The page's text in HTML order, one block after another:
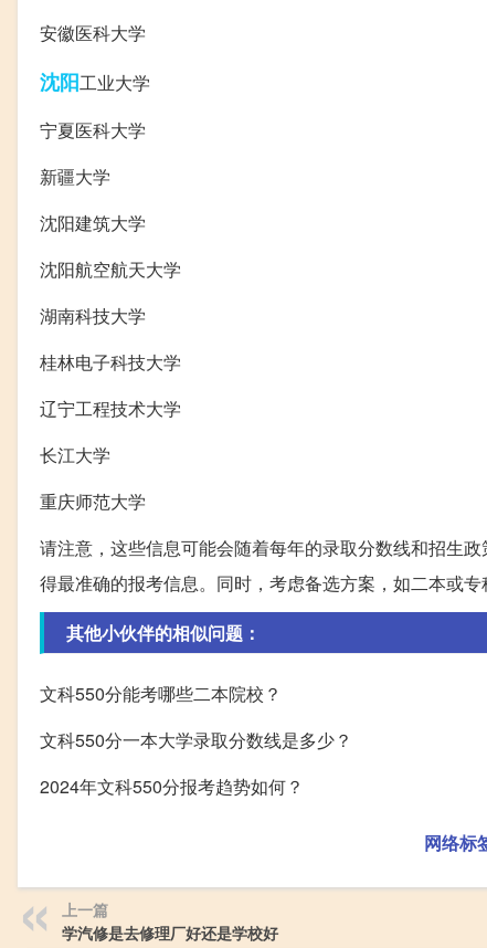
安徽医科大学
沈阳工业大学
宁夏医科大学
新疆大学
沈阳建筑大学
沈阳航空航天大学
湖南科技大学
桂林电子科技大学
辽宁工程技术大学
长江大学
重庆师范大学
请注意，这些信息可能会随着每年的录取分数线和招生
得最准确的报考信息。同时，考虑备选方案，如二本或专
其他小伙伴的相似问题：
文科550分能考哪些二本院校？
文科550分一本大学录取分数线是多少？
2024年文科550分报考趋势如何？
网络标
上一篇
学汽修是去修理厂好还是学校好